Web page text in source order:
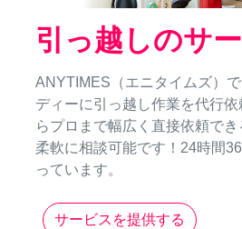
引っ越しのサ
ANYTIMES（エニタイムズ）
ディーに引っ越し作業を代行
らプロまで幅広く直接依頼で
柔軟に相談可能です！24時間
っています。
サービスを提供する